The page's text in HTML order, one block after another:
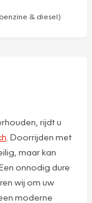
& diesel)
rijdt u
. Doorrijden met
maar kan
onnodig dure
wij om uw
moderne